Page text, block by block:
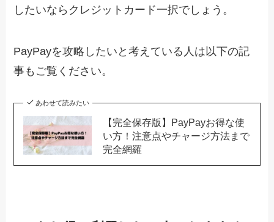
したいならクレジットカード一択でしょう。
PayPayを攻略したいと考えている人は以下の記
事もご覧ください。
あわせて読みたい
【完全保存版】PayPayお得な使
い方！注意点やチャージ方法まで
完全網羅